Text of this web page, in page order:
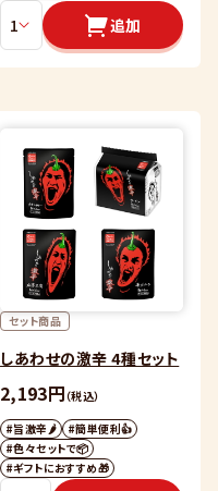
追加
セット商品
しあわせの激辛 4種セット
2,193円（税込）
#旨激辛🌶
#簡単便利👍
#色々セットで📦
#ギフトにおすすめ🎁